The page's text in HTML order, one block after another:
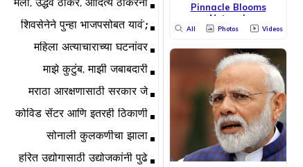
Pinnacle Blooms
Network
All Photos Videos